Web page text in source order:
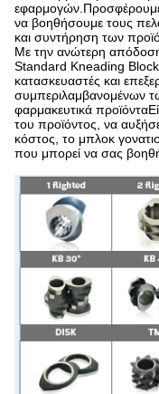
εφαρμογών.Προσφέρουμε
να βοηθήσουμε τους
και συντήρηση των
Με την ανώτερη απόδοση
Standard Kneading Block
κατασκευαστές και
συμπεριλαμβανομένων
φαρμακευτικά
του προϊόντος, να
κόστος, το μπλοκ
που μπορεί να σας